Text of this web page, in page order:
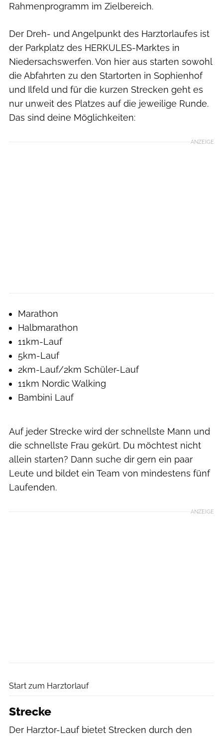
Rahmenprogramm im Zielbereich.
Der Dreh- und Angelpunkt des Harztorlaufes ist
der Parkplatz des HERKULES-Marktes in
Niedersachswerfen. Von hier aus starten sowohl
die Abfahrten zu den Startorten in Sophienhof
und Ilfeld und für die kurzen Strecken geht es
nur unweit des Platzes auf die jeweilige Runde.
Das sind deine Möglichkeiten:
ANZEIGE
Marathon
Halbmarathon
11km-Lauf
5km-Lauf
2km-Lauf/2km Schüler-Lauf
11km Nordic Walking
Bambini Lauf
Auf jeder Strecke wird der schnellste Mann und
die schnellste Frau gekürt. Du möchtest nicht
allein starten? Dann suche dir gern ein paar
Leute und bildet ein Team von mindestens fünf
Laufenden.
ANZEIGE
Start zum Harztorlauf
Strecke
Der Harztor-Lauf bietet Strecken durch den